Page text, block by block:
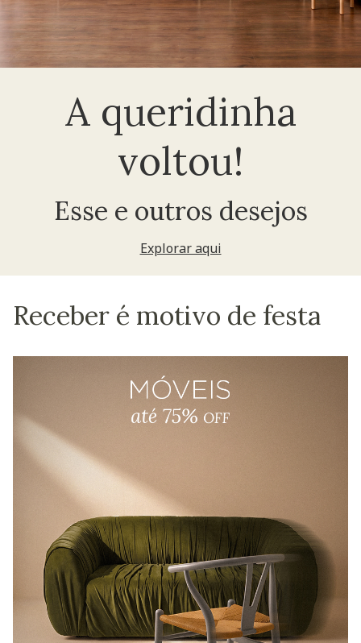
A queridinha
voltou!
Esse e outros desejos
Explorar aqui
Receber é motivo de festa